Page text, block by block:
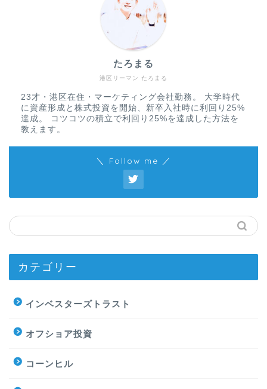
港区リーマン たろまる
たろまる
23才・港区在住・マーケティング会社勤務。 大学時代
に資産形成と株式投資を開始、新卒入社時に利回り25%
達成。 コツコツの積立で利回り25%を達成した方法を
教えます。
＼ Follow me ／
カテゴリー
インベスターズトラスト
オフショア投資
コーンヒル